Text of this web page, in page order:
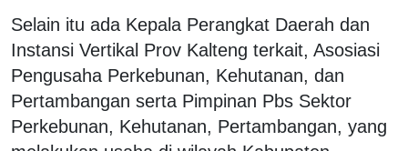
Selain itu ada Kepala Perangkat Daerah dan
Instansi Vertikal Prov Kalteng terkait, Asosiasi
Pengusaha Perkebunan, Kehutanan, dan
Pertambangan serta Pimpinan Pbs Sektor
Perkebunan, Kehutanan, Pertambangan, yang